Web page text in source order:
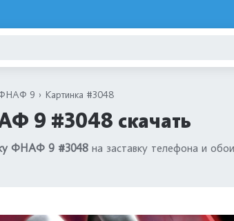
9 Картинка #3048
9 #3048 скачать
ФНАФ 9 #3048 на заставку телефона и